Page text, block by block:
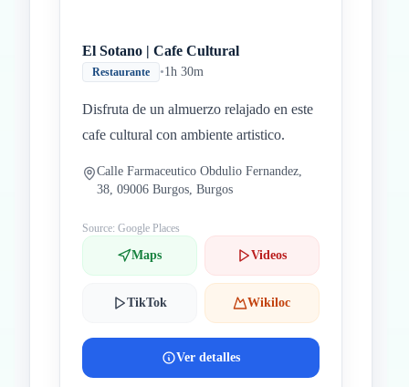
El Sotano | Cafe Cultural
Restaurante •1h 30m
Disfruta de un almuerzo relajado en este
cafe cultural con ambiente artistico.
Calle Farmaceutico Obdulio Fernandez,
38, 09006 Burgos, Burgos
Source: Google Places
Maps Videos
TikTok Wikiloc
Ver detalles